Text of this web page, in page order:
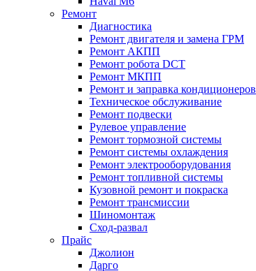
Ремонт
Диагностика
Ремонт двигателя и замена ГРМ
Ремонт АКПП
Ремонт робота DCT
Ремонт МКПП
Ремонт и заправка кондиционеров
Техническое обслуживание
Ремонт подвески
Рулевое управление
Ремонт тормозной системы
Ремонт системы охлаждения
Ремонт электрооборудования
Ремонт топливной системы
Кузовной ремонт и покраска
Ремонт трансмиссии
Шиномонтаж
Сход-развал
Прайс
Джолион
Дарго